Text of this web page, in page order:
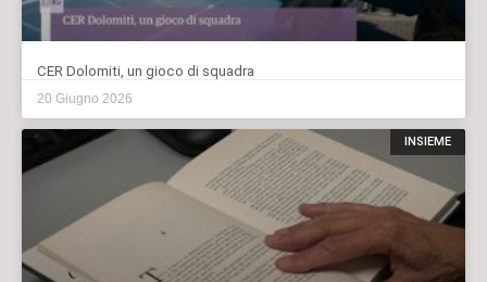
CER Dolomiti, un gioco di squadra
20 Giugno 2026
INSIEME